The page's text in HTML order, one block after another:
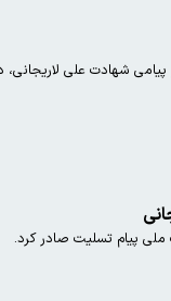
شهادت علی لاریجانی،
پیام تسلیت صادر کرد.